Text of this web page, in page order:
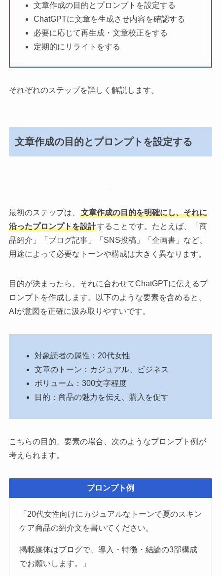
文章作成の目的とプロンプトを設定する
ChatGPTに文章を生成させ内容を確認する
必要に応じて再生成・文章校正をする
定期的にリライトをする
それぞれのステップを詳しく解説します。
文章作成の目的とプロンプトを設定する
最初のステップは、
文章作成の目的を明確にし、それに
沿ったプロンプトを設計することです。たとえば、「商
品紹介」「ブログ記事」「SNS投稿」「企画書」など、
用途によって必要なトーンや構成は大きく異なります。
目的が決まったら、それに合わせてChatGPTに伝えるプ
ロンプトを作成します。以下のような要素を含めると、
AIが意図を正確に汲み取りやすいです。
対象読者の属性：20代女性
文章のトーン：カジュアル、ビジネス
ボリューム：300文字程度
目的：商品の魅力を伝え、購入を促す
こちらの目的、要素の場合、次のようなプロンプト例が
考えられます。
プロンプト例
「20代女性向けにカジュアルなトーンで夏のスキン
ケア商品の紹介文を書いてください。
掲載媒体はブログで、導入・特徴・結論の3部構成
でお願いします。」